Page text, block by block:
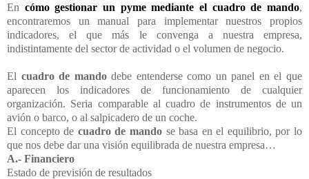
En cómo gestionar un pyme mediante el cuadro de mando,
encontraremos un manual para implementar nuestros propios
indicadores, el que más le convenga a nuestra empresa,
indistintamente del sector de actividad o el volumen de negocio.
El cuadro de mandodebe entenderse como un panel en el que
aparecen los indicadores de funcionamiento de cualquier
organización. Seria comparable al cuadro de instrumentos de un
avión o barco, o al salpicadero de un coche.
El concepto de cuadro de mandose basa en el equilibrio, por lo
que nos debe dar una visión equilibrada de nuestra empresa…
A.- Financiero
Estado de previsión de resultados